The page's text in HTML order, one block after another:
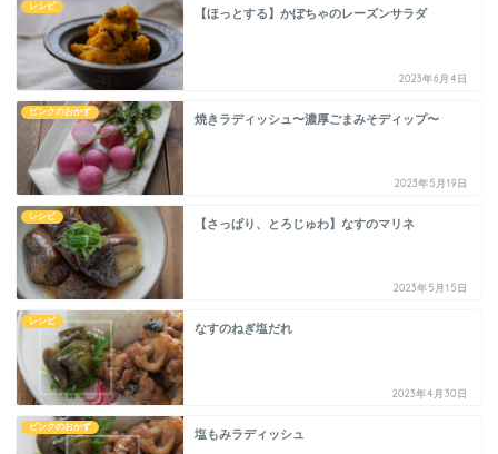
レシピ
【ほっとする】かぼちゃのレーズンサラダ
2023年6月4日
ピンクのおかず
焼きラディッシュ〜濃厚ごまみそディップ〜
2023年5月19日
レシピ
【さっぱり、とろじゅわ】なすのマリネ
2023年5月15日
レシピ
なすのねぎ塩だれ
2023年4月30日
ピンクのおかず
塩もみラディッシュ